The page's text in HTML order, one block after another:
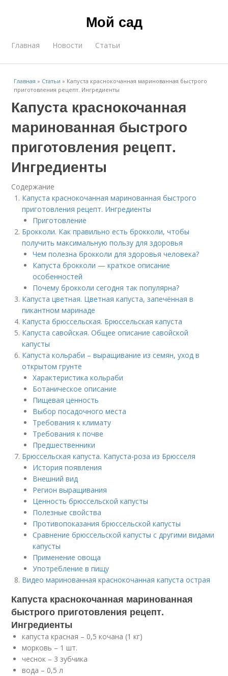
Мой сад
Главная Новости Статьи
Главная » Статьи » Капуста краснокочанная маринованная быстрого
приготовления рецепт. Ингредиенты
Капуста краснокочанная
маринованная быстрого
приготовления рецепт.
Ингредиенты
Содержание
Капуста краснокочанная маринованная быстрого
приготовления рецепт. Ингредиенты
Приготовление
Брокколи. Как правильно есть брокколи, чтобы
получить максимальную пользу для здоровья
Чем полезна брокколи для здоровья человека?
Капуста брокколи — краткое описание
особенностей
Почему брокколи сегодня так популярна?
Капуста цветная. Цветная капуста, запечённая в
пикантном маринаде
Капуста брюссельская. Брюссельская капуста
Капуста савойская. Общее описание савойской
капусты
Капуста кольраби – выращивание из семян, уход в
открытом грунте
Характеристика кольраби
Ботаническое описание
Пищевая ценность
Выбор посадочного места
Требования к климату
Требования к почве
Предшественники
Брюссельская капуста. Капуста-роза из Брюсселя
История появления
Внешний вид
Регион выращивания
Ценность брюссельской капусты
Полезные свойства
Противопоказания брюссельской капусты
Сравнение брюссельской капусты с другими видами
капусты
Применение овоща
Употребление в пищу
Видео маринованная краснокочанная капуста острая
Капуста краснокочанная маринованная
быстрого приготовления рецепт.
Ингредиенты
капуста красная – 0,5 кочана (1 кг)
морковь – 1 шт.
чеснок – 3 зубчика
вода – 0,5 л